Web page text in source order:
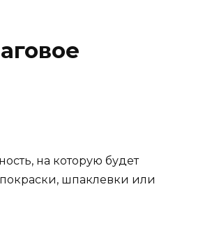
на которую будет
шпаклевки или